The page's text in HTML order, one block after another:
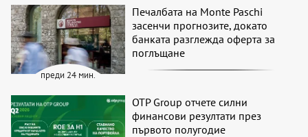
преди 24 мин.
Печалбата на Monte Paschi
засенчи прогнозите, докато
банката разглежда оферта за
поглъщане
OTP Group отчете силни
финансови резултати през
първото полугодие